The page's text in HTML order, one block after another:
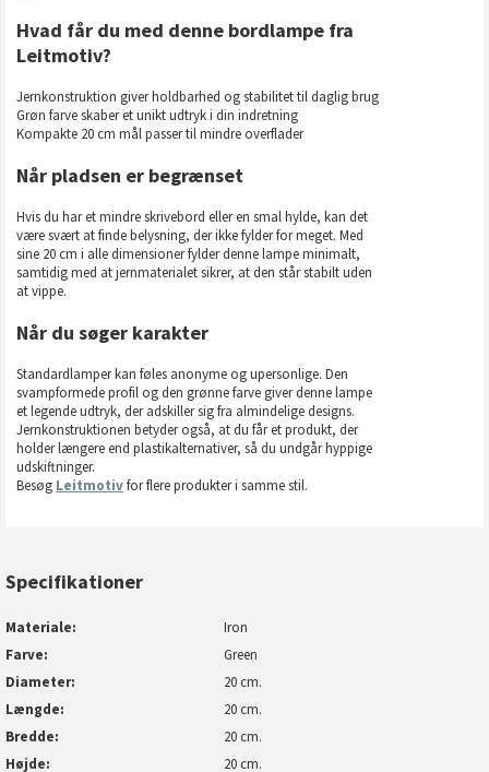
Hvad får du med denne bordlampe fra
Leitmotiv?
Jernkonstruktion giver holdbarhed og stabilitet til daglig brug
Grøn farve skaber et unikt udtryk i din indretning
Kompakte 20 cm mål passer til mindre overflader
Når pladsen er begrænset
Hvis du har et mindre skrivebord eller en smal hylde, kan det
være svært at finde belysning, der ikke fylder for meget. Med
sine 20 cm i alle dimensioner fylder denne lampe minimalt,
samtidig med at jernmaterialet sikrer, at den står stabilt uden
at vippe.
Når du søger karakter
Standardlamper kan føles anonyme og upersonlige. Den
svampformede profil og den grønne farve giver denne lampe
et legende udtryk, der adskiller sig fra almindelige designs.
Jernkonstruktionen betyder også, at du får et produkt, der
holder længere end plastikalternativer, så du undgår hyppige
udskiftninger.
Besøg Leitmotivfor flere produkter i samme stil.
Specifikationer
Materiale
Iron
Farve
Green
Diameter
20 cm.
Længde
20 cm.
Bredde
20 cm.
Højde
20 cm.